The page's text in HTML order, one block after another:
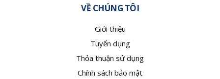
VỀ CHÚNG TÔI
Giới thiệu
Tuyển dụng
Thỏa thuận sử dụng
Chính sách bảo mật